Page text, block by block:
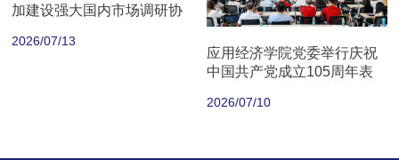
加建设强大国内市场调研协
2026/07/13
应用经济学院党委举行庆祝
中国共产党成立105周年表
2026/07/10